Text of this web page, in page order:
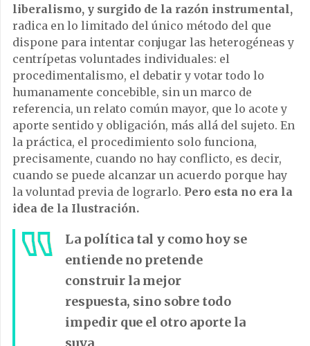
liberalismo, y surgido de la razón instrumental,
radica en lo limitado del único método del que
dispone para intentar conjugar las heterogéneas y
centrípetas voluntades individuales: el
procedimentalismo, el debatir y votar todo lo
humanamente concebible, sin un marco de
referencia, un relato común mayor, que lo acote y
aporte sentido y obligación, más allá del sujeto. En
la práctica, el procedimiento solo funciona,
precisamente, cuando no hay conflicto, es decir,
cuando se puede alcanzar un acuerdo porque hay
la voluntad previa de lograrlo. Pero esta no era la
idea de la Ilustración.
La política tal y como hoy se
entiende no pretende
construir la mejor
respuesta, sino sobre todo
impedir que el otro aporte la
suya